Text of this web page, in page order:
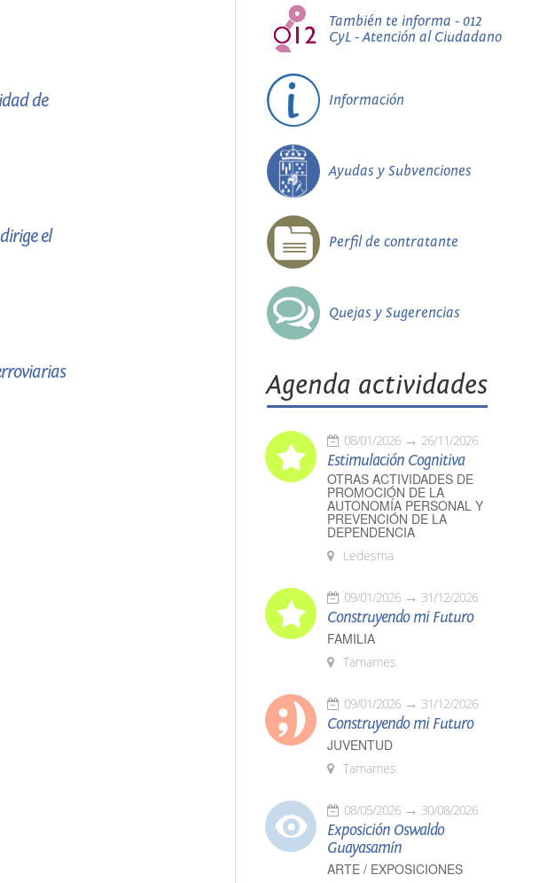
de
el
También te informa - 012
CyL - Atención al Ciudadano
Información
Ayudas y Subvenciones
Perfil de contratante
Quejas y Sugerencias
Agenda actividades
08/01/2026 26/11/2026
Estimulación Cognitiva
OTRAS ACTIVIDADES DE
PROMOCIÓN DE LA
AUTONOMÍA PERSONAL Y
PREVENCIÓN DE LA
DEPENDENCIA
Ledesma
09/01/2026 31/12/2026
Construyendo mi Futuro
FAMILIA
Tamames
09/01/2026 31/12/2026
Construyendo mi Futuro
JUVENTUD
Tamames
08/05/2026 30/08/2026
Exposición Oswaldo
Guayasamín
ARTE / EXPOSICIONES